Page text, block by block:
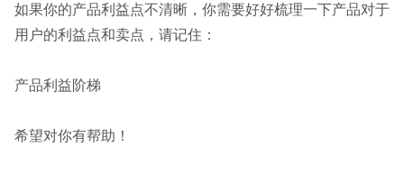
如果你的产品利益点不清晰，你需要好好梳理一下产品对于
用户的利益点和卖点，请记住：
产品利益阶梯
希望对你有帮助！